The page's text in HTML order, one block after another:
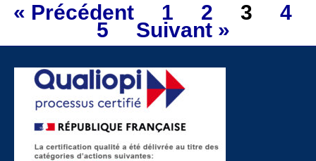
« Précédent 1 2 3 4
5 Suivant »